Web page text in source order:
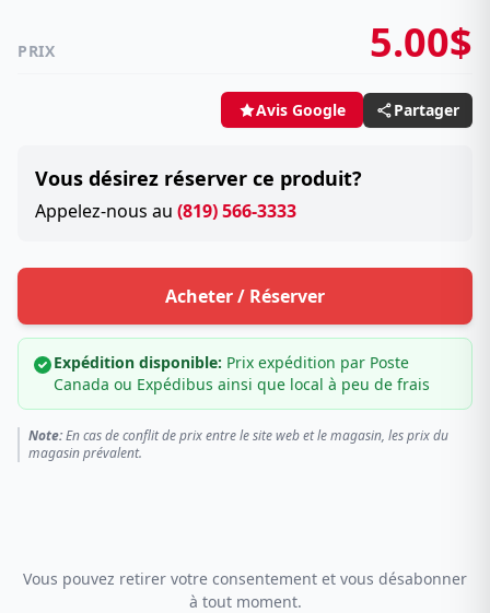
PRIX 5.00$
Avis Google Partager
Vous désirez réserver ce produit?
Appelez-nous au (819) 566-3333
Acheter / Réserver
Expédition disponible: Prix expédition par Poste
Canada ou Expédibus ainsi que local à peu de frais
Note:En cas de conflit de prix entre le site web et le magasin, les prix du
magasin prévalent.
Vous pouvez retirer votre consentement et vous désabonner
à tout moment.